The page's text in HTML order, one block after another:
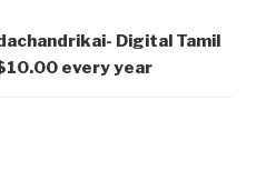
Digital Tamil
every year